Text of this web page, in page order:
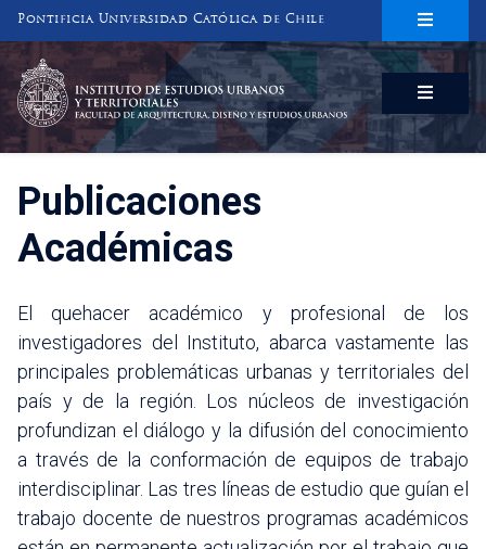
Pontificia Universidad Católica de Chile
INSTITUTO DE ESTUDIOS URBANOS
Y TERRITORIALES
FACULTAD DE ARQUITECTURA, DISEÑO Y ESTUDIOS URBANOS
Publicaciones
Académicas
El quehacer académico y profesional de los
investigadores del Instituto, abarca vastamente las
principales problemáticas urbanas y territoriales del
país y de la región. Los núcleos de investigación
profundizan el diálogo y la difusión del conocimiento
a través de la conformación de equipos de trabajo
interdisciplinar. Las tres líneas de estudio que guían el
trabajo docente de nuestros programas académicos